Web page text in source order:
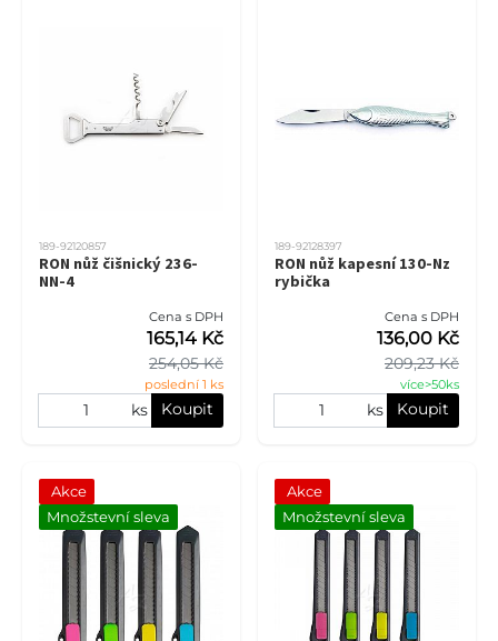
189-92120857
RON nůž čišnický 236-
NN-4
Cena s DPH
254,05 Kč
165,14 Kč
poslední 1 ks
ks Koupit
189-92128397
RON nůž kapesní 130-Nz
rybička
Cena s DPH
209,23 Kč
136,00 Kč
více>50ks
ks Koupit
Akce
Množstevní sleva
Akce
Množstevní sleva